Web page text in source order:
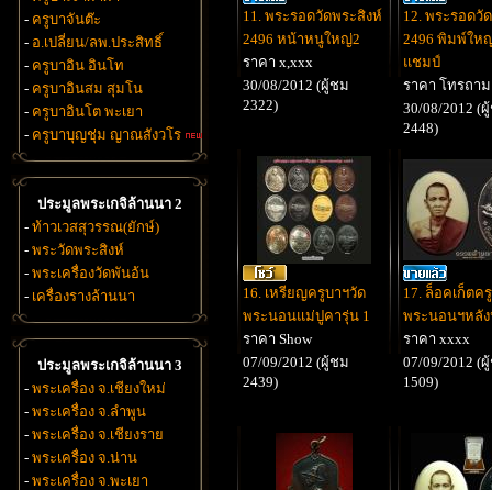
- ครูบาจันต๊ะ
- อ.เปลี่ยน/ลพ.ประสิทธิ์
- ครูบาอิน อินโท
- ครูบาอินสม สุมโน
- ครูบาอินโต พะเยา
- ครูบาบุญชุ่ม ญาณสังวโร
ประมูลพระเกจิล้านนา 2
- ท้าวเวสสุวรรณ(ยักษ์)
- พระวัดพระสิงห์
- พระเครื่องวัดพันอ้น
- เครื่องรางล้านนา
ประมูลพระเกจิล้านนา 3
- พระเครื่อง จ.เชียงใหม่
- พระเครื่อง จ.ลำพูน
- พระเครื่อง จ.เชียงราย
- พระเครื่อง จ.น่าน
- พระเครื่อง จ.พะเยา
11. พระรอดวัดพระสิงห์
2496 หน้าหนูใหญ่2
ราคา x,xxx
30/08/2012 (ผู้ชม
2322)
12. พระรอดวั
2496 พิมพ์ให
แชมป์
ราคา โทรถาม
30/08/2012 (
2448)
16. เหรียญครูบาฯวัด
พระนอนแม่ปูคารุ่น 1
ราคา Show
07/09/2012 (ผู้ชม
2439)
17. ล็อคเก็ตค
พระนอนฯหลั
ราคา xxxx
07/09/2012 (
1509)